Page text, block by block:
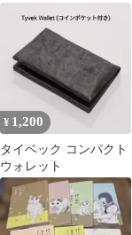
¥ 1,200
タイベック コンパクト
ウォレット